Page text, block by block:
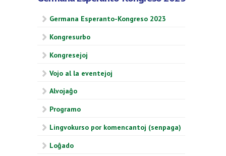
Germana Esperanto-Kongreso 2023
Kongresurbo
Kongresejoj
Vojo al la eventejoj
Alvojaĝo
Programo
Lingvokurso por komencantoj (senpaga)
Loĝado